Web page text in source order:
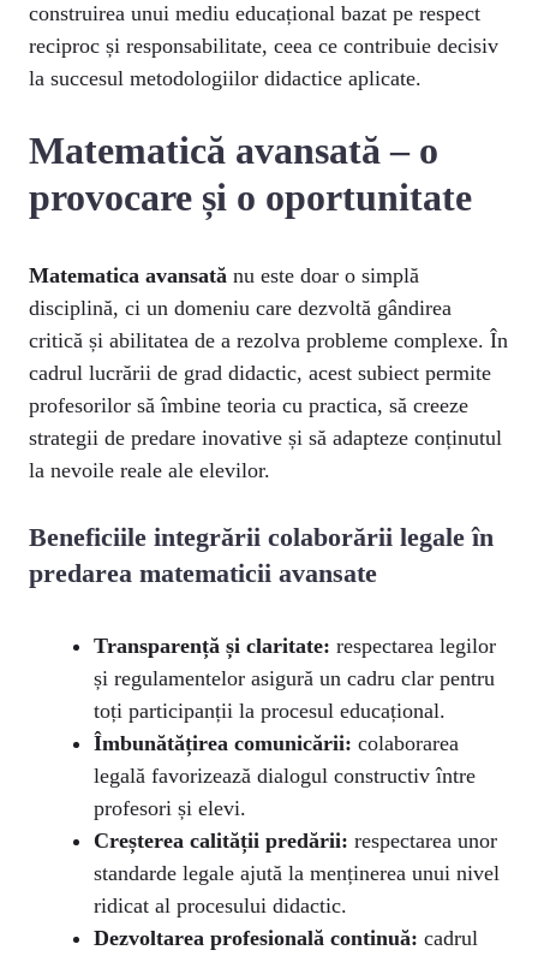
construirea unui mediu educațional bazat pe respect
reciproc și responsabilitate, ceea ce contribuie decisiv
la succesul metodologiilor didactice aplicate.
Matematică avansată – o
provocare și o oportunitate
Matematica avansată nu este doar o simplă
disciplină, ci un domeniu care dezvoltă gândirea
critică și abilitatea de a rezolva probleme complexe. În
cadrul lucrării de grad didactic, acest subiect permite
profesorilor să îmbine teoria cu practica, să creeze
strategii de predare inovative și să adapteze conținutul
la nevoile reale ale elevilor.
Beneficiile integrării colaborării legale în
predarea matematicii avansate
Transparență și claritate: respectarea legilor
și regulamentelor asigură un cadru clar pentru
toți participanții la procesul educațional.
Îmbunătățirea comunicării: colaborarea
legală favorizează dialogul constructiv între
profesori și elevi.
Creșterea calității predării: respectarea unor
standarde legale ajută la menținerea unui nivel
ridicat al procesului didactic.
Dezvoltarea profesională continuă: cadrul